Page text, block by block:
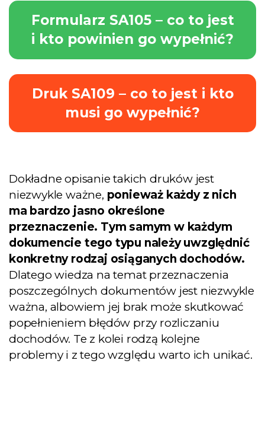
Formularz SA105 – co to jest
i kto powinien go wypełnić?
Druk SA109 – co to jest i kto
musi go wypełnić?
Dokładne opisanie takich druków jest
niezwykle ważne, ponieważ każdy z nich
ma bardzo jasno określone
przeznaczenie. Tym samym w każdym
dokumencie tego typu należy uwzględnić
konkretny rodzaj osiąganych dochodów.
Dlatego wiedza na temat przeznaczenia
poszczególnych dokumentów jest niezwykle
ważna, albowiem jej brak może skutkować
popełnieniem błędów przy rozliczaniu
dochodów. Te z kolei rodzą kolejne
problemy i z tego względu warto ich unikać.